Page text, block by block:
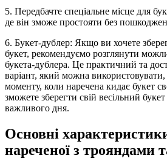
5. Передбачте спеціальне місце для
де він зможе простояти без
6. Букет-дублер: Якщо ви хочете
букет, рекомендуємо розглянути
букета-дублера. Це практичний та
варіант, який можна
моменту, коли наречена кидає букет
зможете зберегти свій весільний
важливого дня.
Основні
нареченої з трояндами